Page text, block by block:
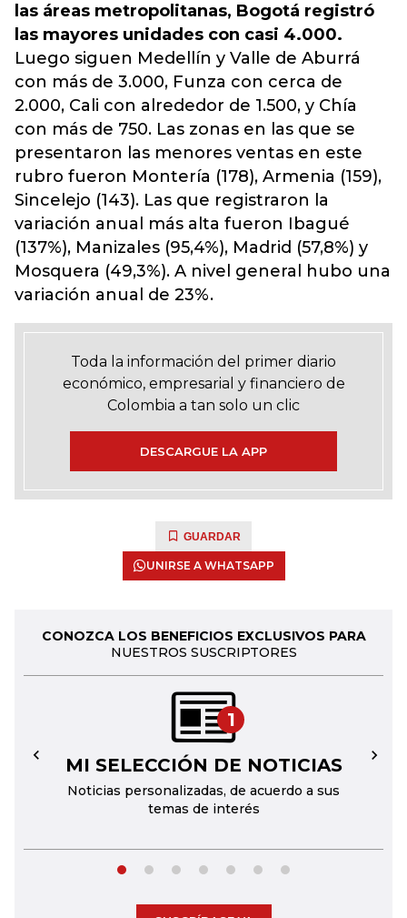
las áreas metropolitanas, Bogotá registró
las mayores unidades con casi 4.000.
Luego siguen Medellín y Valle de Aburrá
con más de 3.000, Funza con cerca de
2.000, Cali con alrededor de 1.500, y Chía
con más de 750. Las zonas en las que se
presentaron las menores ventas en este
rubro fueron Montería (178), Armenia (159),
Sincelejo (143). Las que registraron la
variación anual más alta fueron Ibagué
(137%), Manizales (95,4%), Madrid (57,8%) y
Mosquera (49,3%). A nivel general hubo una
variación anual de 23%.
Toda la información del primer diario
económico, empresarial y financiero de
Colombia a tan solo un clic
DESCARGUE LA APP
GUARDAR
UNIRSE A WHATSAPP
CONOZCA LOS BENEFICIOS EXCLUSIVOS PARA
NUESTROS SUSCRIPTORES
1
MI SELECCIÓN DE NOTICIAS
Noticias personalizadas, de acuerdo a sus
temas de interés
← →